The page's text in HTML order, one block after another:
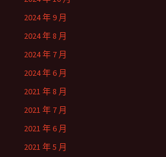
2024 年 9 月
2024 年 8 月
2024 年 7 月
2024 年 6 月
2021 年 8 月
2021 年 7 月
2021 年 6 月
2021 年 5 月